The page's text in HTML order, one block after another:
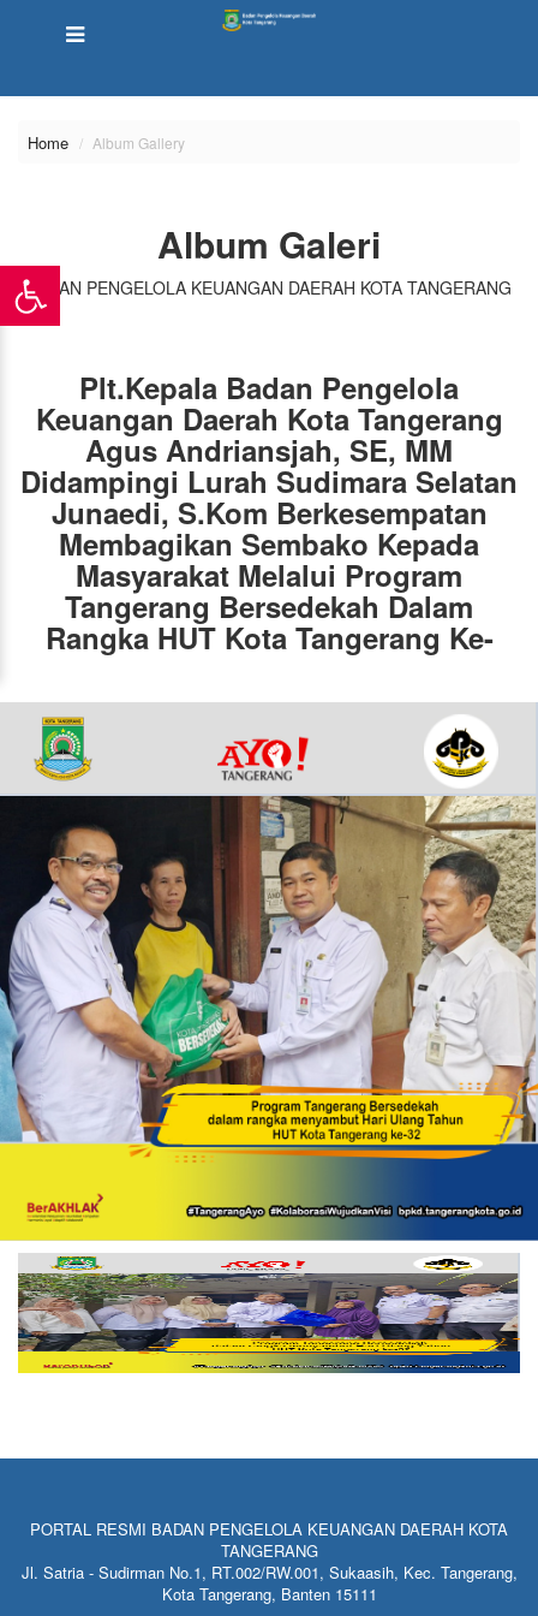
Home Album Gallery
Album Galeri
BADAN PENGELOLA KEUANGAN DAERAH KOTA TANGERANG
Plt.Kepala Badan Pengelola
Keuangan Daerah Kota Tangerang
Agus Andriansjah, SE, MM
Didampingi Lurah Sudimara Selatan
Junaedi, S.Kom Berkesempatan
Membagikan Sembako Kepada
Masyarakat Melalui Program
Tangerang Bersedekah Dalam
Rangka HUT Kota Tangerang Ke-
PORTAL RESMI BADAN PENGELOLA KEUANGAN DAERAH KOTA
TANGERANG
Jl. Satria - Sudirman No.1, RT.002/RW.001, Sukaasih, Kec. Tangerang,
Kota Tangerang, Banten 15111